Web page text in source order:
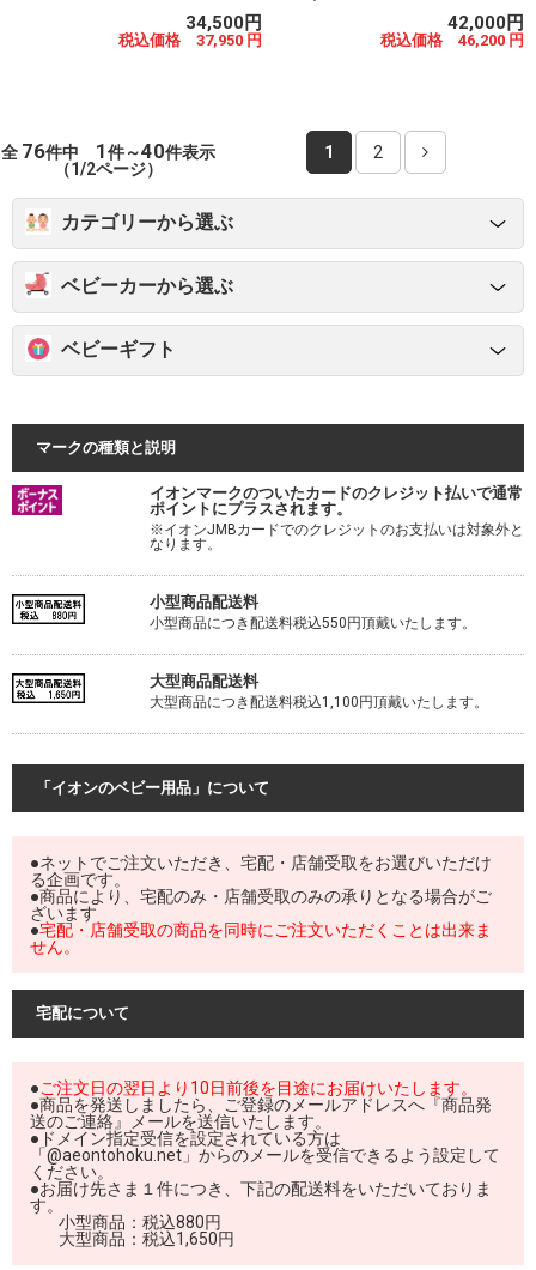
34,500円
税込価格 37,950 円
42,000円
税込価格 46,200 円
全 76件中 1件～40件表示
（1/2ページ）
1 2
カテゴリーから選ぶ
ベビーカーから選ぶ
ベビーギフト
マークの種類と説明
イオンマークのついたカードのクレジット払いで通常
ポイントにプラスされます。
※イオンJMBカードでのクレジットのお支払いは対象外と
なります。
小型商品配送料
小型商品につき配送料税込550円頂戴いたします。
大型商品配送料
大型商品につき配送料税込1,100円頂戴いたします。
「イオンのベビー用品」について
●ネットでご注文いただき、宅配・店舗受取をお選びいただけ
る企画です。
●商品により、宅配のみ・店舗受取のみの承りとなる場合がご
ざいます
●宅配・店舗受取の商品を同時にご注文いただくことは出来ま
せん。
宅配について
●ご注文日の翌日より10日前後を目途にお届けいたします。
●商品を発送しましたら、ご登録のメールアドレスへ『商品発
送のご連絡』メールを送信いたします。
●ドメイン指定受信を設定されている方は
「@aeontohoku.net」からのメールを受信できるよう設定して
ください。
●お届け先さま１件につき、下記の配送料をいただいておりま
す。